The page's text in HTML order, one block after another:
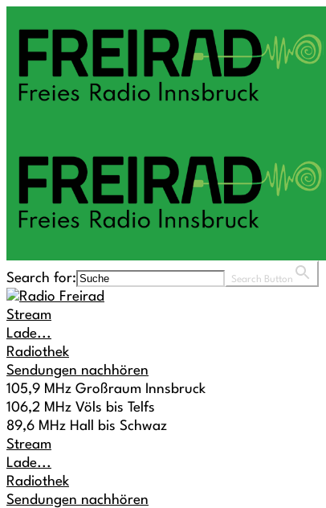
Search for: Search Button
Stream
Lade...
Radiothek
Sendungen nachhören
105,9 MHz Großraum Innsbruck
106,2 MHz Völs bis Telfs
89,6 MHz Hall bis Schwaz
Stream
Lade...
Radiothek
Sendungen nachhören